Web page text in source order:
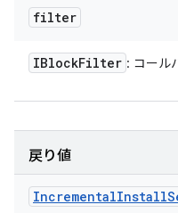
filter
IBlockFilter : コール
戻り値
IncrementalInstall